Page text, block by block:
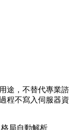
途，不替代專業諮
程不寫入伺服器資
局自動解析